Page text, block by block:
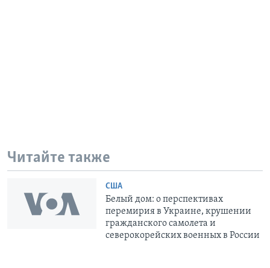
Читайте также
США
Белый дом: о перспективах
перемирия в Украине, крушении
гражданского самолета и
северокорейских военных в России